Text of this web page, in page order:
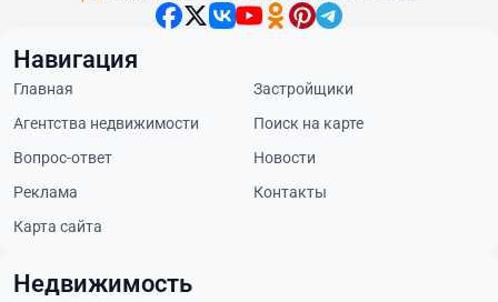
Навигация
Главная
Застройщики
Агентства недвижимости
Поиск на карте
Вопрос-ответ
Новости
Реклама
Контакты
Карта сайта
Недвижимость